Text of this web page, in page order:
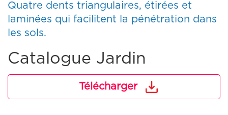
Quatre dents triangulaires, étirées et
laminées qui facilitent la pénétration dans
les sols.
Catalogue Jardin
Télécharger